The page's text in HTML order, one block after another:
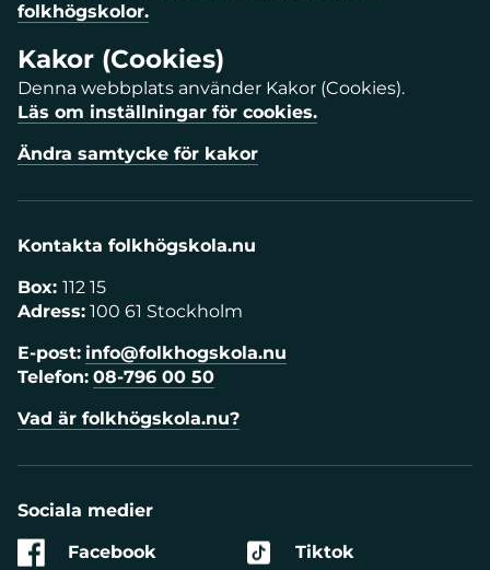
folkhögskolor.
Kakor (Cookies)
Denna webbplats använder Kakor (Cookies).
Läs om inställningar för cookies.
Ändra samtycke för kakor
Kontakta folkhögskola.nu
Box: 112 15
Adress: 100 61 Stockholm
E-post: info@folkhogskola.nu
Telefon: 08-796 00 50
Vad är folkhögskola.nu?
Sociala medier
Facebook
Tiktok